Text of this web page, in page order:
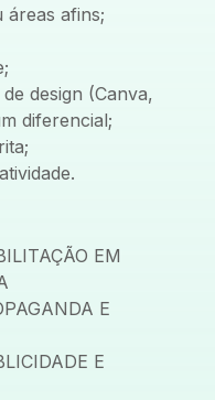
áreas afins;
design (Canva,
diferencial;
EM
E
E